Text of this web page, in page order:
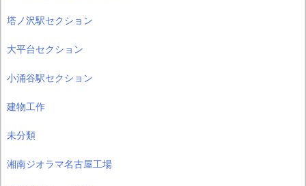
塔ノ沢駅セクション
大平台セクション
小涌谷駅セクション
建物工作
未分類
湘南ジオラマ名古屋工場